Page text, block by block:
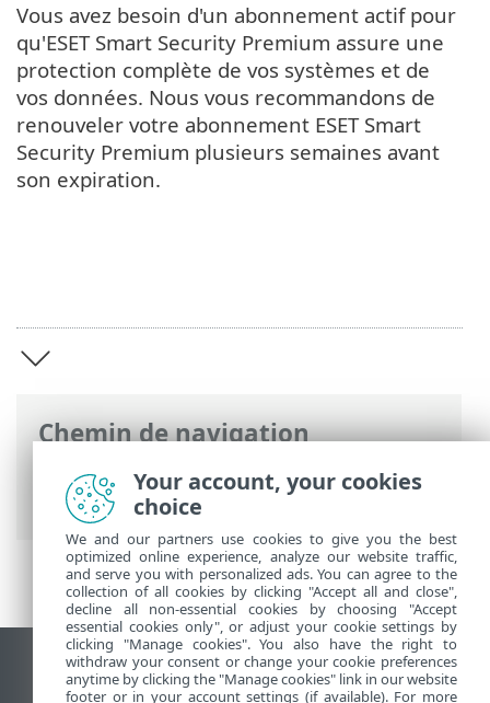
Chemin de navigation
Aide en ligne ESET>ESET Smart Security
Premium
>ESET Smart Security Premium
Vous avez besoin d'un abonnement actif pour
qu'ESET Smart Security Premium assure une
protection complète de vos systèmes et de
vos données. Nous vous recommandons de
renouveler votre abonnement ESET Smart
Security Premium plusieurs semaines avant
son expiration.
Afficher le site des postes de travail
Your account, your cookies
choice
We and our partners use cookies to give you the best
optimized online experience, analyze our website traffic,
and serve you with personalized ads. You can agree to the
collection of all cookies by clicking "Accept all and close",
decline all non-essential cookies by choosing "Accept
essential cookies only", or adjust your cookie settings by
clicking "Manage cookies". You also have the right to
withdraw your consent or change your cookie preferences
anytime by clicking the "Manage cookies" link in our website
footer or in your account settings (if available). For more